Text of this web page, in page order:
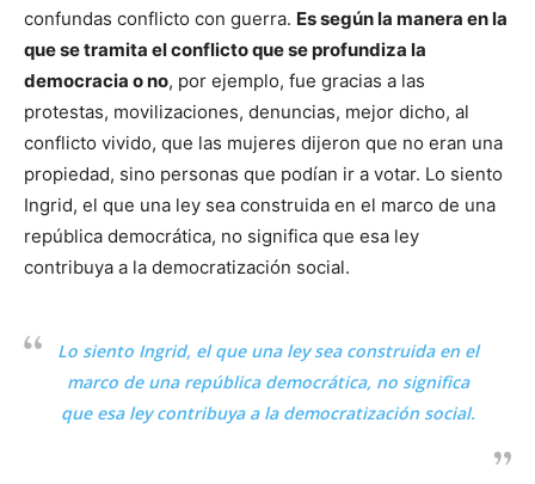
confundas conflicto con guerra. Es según la manera en la
que se tramita el conflicto que se profundiza la
democracia o no, por ejemplo, fue gracias a las
protestas, movilizaciones, denuncias, mejor dicho, al
conflicto vivido, que las mujeres dijeron que no eran una
propiedad, sino personas que podían ir a votar. Lo siento
Ingrid, el que una ley sea construida en el marco de una
república democrática, no significa que esa ley
contribuya a la democratización social.
Lo siento Ingrid, el que una ley sea construida en el
marco de una república democrática, no significa
que esa ley contribuya a la democratización social.